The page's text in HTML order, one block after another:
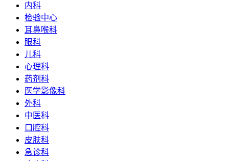
内科
检验中心
耳鼻喉科
眼科
儿科
心理科
药剂科
医学影像科
外科
中医科
口腔科
皮肤科
急诊科